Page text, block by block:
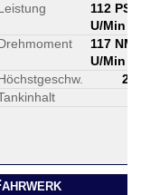
112 PS
U/Min
117 NM
U/Min